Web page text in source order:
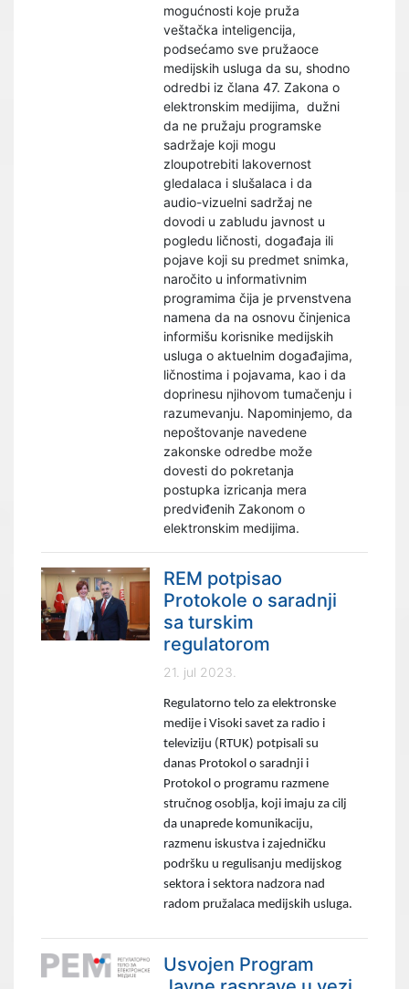
mogućnosti koje pruža
veštačka inteligencija,
podsećamo sve pružaoce
medijskih usluga da su, shodno
odredbi iz člana 47. Zakona o
elektronskim medijima, dužni
da ne pružaju programske
sadržaje koji mogu
zloupotrebiti lakovernost
gledalaca i slušalaca i da
audio-vizuelni sadržaj ne
dovodi u zabludu javnost u
pogledu ličnosti, događaja ili
pojave koji su predmet snimka,
naročito u informativnim
programima čija je prvenstvena
namena da na osnovu činjenica
informišu korisnike medijskih
usluga o aktuelnim događajima,
ličnostima i pojavama, kao i da
doprinesu njihovom tumačenju i
razumevanju. Napominjemo, da
nepoštovanje navedene
zakonske odredbe može
dovesti do pokretanja
postupka izricanja mera
predviđenih Zakonom o
elektronskim medijima.
REM potpisao
Protokole o saradnji
sa turskim
regulatorom
21. jul 2023.
Regulatorno telo za elektronske
medije i Visoki savet za radio i
televiziju (RTUK) potpisali su
danas Protokol o saradnji i
Protokol o programu razmene
stručnog osoblja, koji imaju za cilj
da unaprede komunikaciju,
razmenu iskustva i zajedničku
podršku u regulisanju medijskog
sektora i sektora nadzora nad
radom pružalaca medijskih usluga.
Usvojen Program